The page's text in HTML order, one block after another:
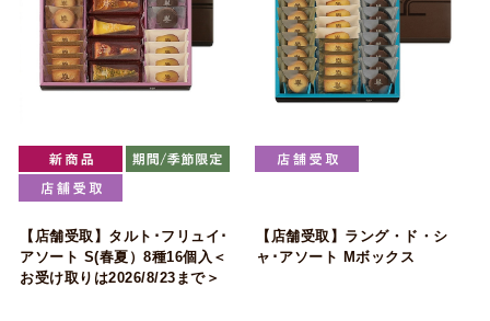
【店舗受取】タルト･フリュイ･
アソート S(春夏）8種16個入＜
お受け取りは2026/8/23まで＞
【店舗受取】ラング・ド・シ
ャ･アソート Mボックス